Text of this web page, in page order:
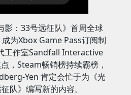
影：33号远征队》首周全球
为Xbox Game Pass订阅制
工作室Sandfall Interactive
，Steam畅销榜持续霸榜，
Yen 肯定会忙于为《光
队》编写新的内容。